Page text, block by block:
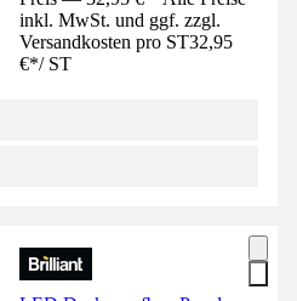
inkl. MwSt. und ggf. zzgl.
Versandkosten pro ST32,95
€*/ ST